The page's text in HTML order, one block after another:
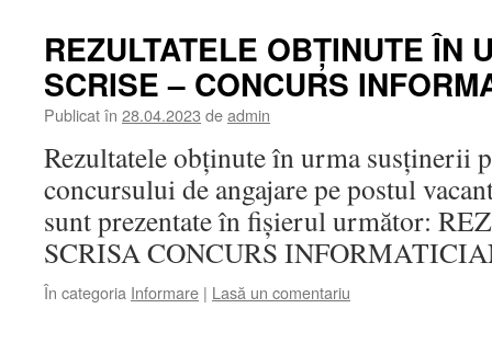
REZULTATELE OBȚINUTE ÎN
SCRISE – CONCURS
Publicat în 28.04.2023 deadmin
Rezultatele obținute în urma susținerii
concursului de angajare pe postul
sunt prezentate în fișierul următor:
SCRISA CONCURS
În categoria Informare | Lasă un comentariu